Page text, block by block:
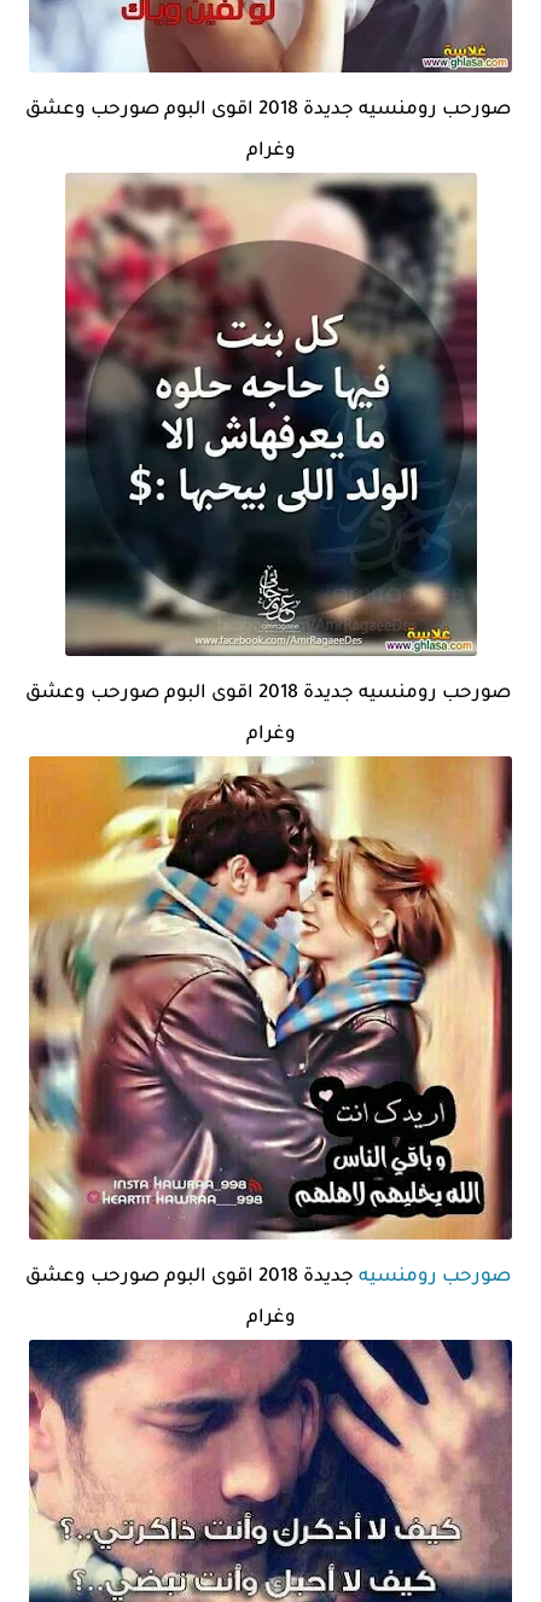
صورحب رومنسيه جديدة 2018 اقوى البوم صورحب وعشق
وغرام
صورحب رومنسيه جديدة 2018 اقوى البوم صورحب وعشق
وغرام
صورحب رومنسيه
جديدة 2018 اقوى البوم صورحب وعشق
وغرام